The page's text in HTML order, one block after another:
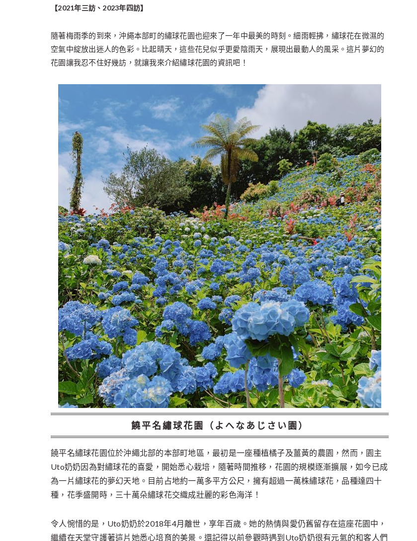
【2021年三訪、2023年四訪】
隨著梅雨季的到來，沖繩本部町的繡球花園也迎來了一年中最美的時刻。細雨輕拂，繡球花在微濕的
空氣中綻放出迷人的色彩。比起晴天，這些花兒似乎更愛陰雨天，展現出最動人的風采。這片夢幻的
花園讓我忍不住好幾訪，就讓我來介紹繡球花園的資訊吧！
饒平名繡球花園（よへなあじさい園）
饒平名繡球花園位於沖繩北部的本部町地區，最初是一座種植橘子及薑黃的農園，然而，園主
Uto奶奶因為對繡球花的喜愛，開始悉心栽培，隨著時間推移，花園的規模逐漸擴展，如今已成
為一片繡球花的夢幻天地。目前占地約一萬多平方公尺，擁有超過一萬株繡球花，品種達四十
種，花季盛開時，三十萬朵繡球花交織成壯麗的彩色海洋！
令人惋惜的是，Uto奶奶於2018年4月離世，享年百歲。她的熱情與愛仍舊留存在這座花園中，
繼續在天堂守護著這片她悉心培育的美景。還記得以前參觀時遇到Uto奶奶很有元氣的和客人們